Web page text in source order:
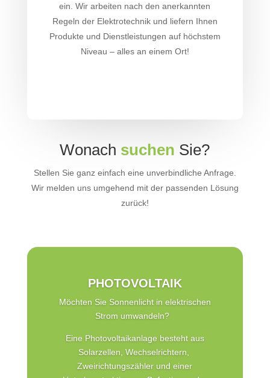
ein. Wir arbeiten nach den anerkannten
Regeln der Elektrotechnik und liefern Ihnen
Produkte und Dienstleistungen auf höchstem
Niveau – alles an einem Ort!
Wonach suchen Sie?
Stellen Sie ganz einfach eine unverbindliche Anfrage.
Wir melden uns umgehend mit der passenden Lösung
zurück!
PHOTOVOLTAIK
Möchten Sie Sonnenlicht in elektrischen
Strom umwandeln?
Eine Photovoltaikanlage besteht aus
Solarzellen, Wechselrichtern,
Zweirichtungszähler und einer